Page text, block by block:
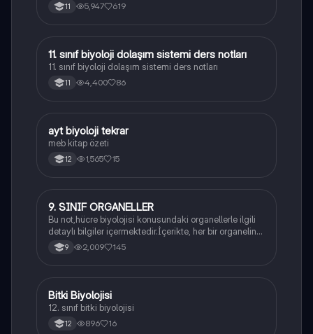
11 5,947 619
Biyoloji
11. sınıf biyoloji dolaşım sistemi ders notları
11. sınıf biyoloji dolaşım sistemi ders notları
11 4,400 86
Biyoloji
ayt biyoloji tekrar
meb kitap özeti
12 1,565 15
Biyoloji
9. SINIF ORGANELLER
Bu not,hücre biyolojisi konusundaki organellerle ilgili
detaylı bilgiler içermektedir.İçerikte, her bir organelin
yapısı,fonksiyonları ve hücre içindeki rolü
açıklanmaktadır.
9 2,009 145
Biyoloji
Bitki Biyolojisi
12. sınıf bitki biyolojisi
12 896 16